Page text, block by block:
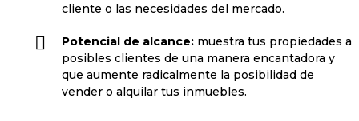
cliente o las necesidades del mercado.
Potencial de alcance: muestra tus propiedades a
posibles clientes de una manera encantadora y
que aumente radicalmente la posibilidad de
vender o alquilar tus inmuebles.